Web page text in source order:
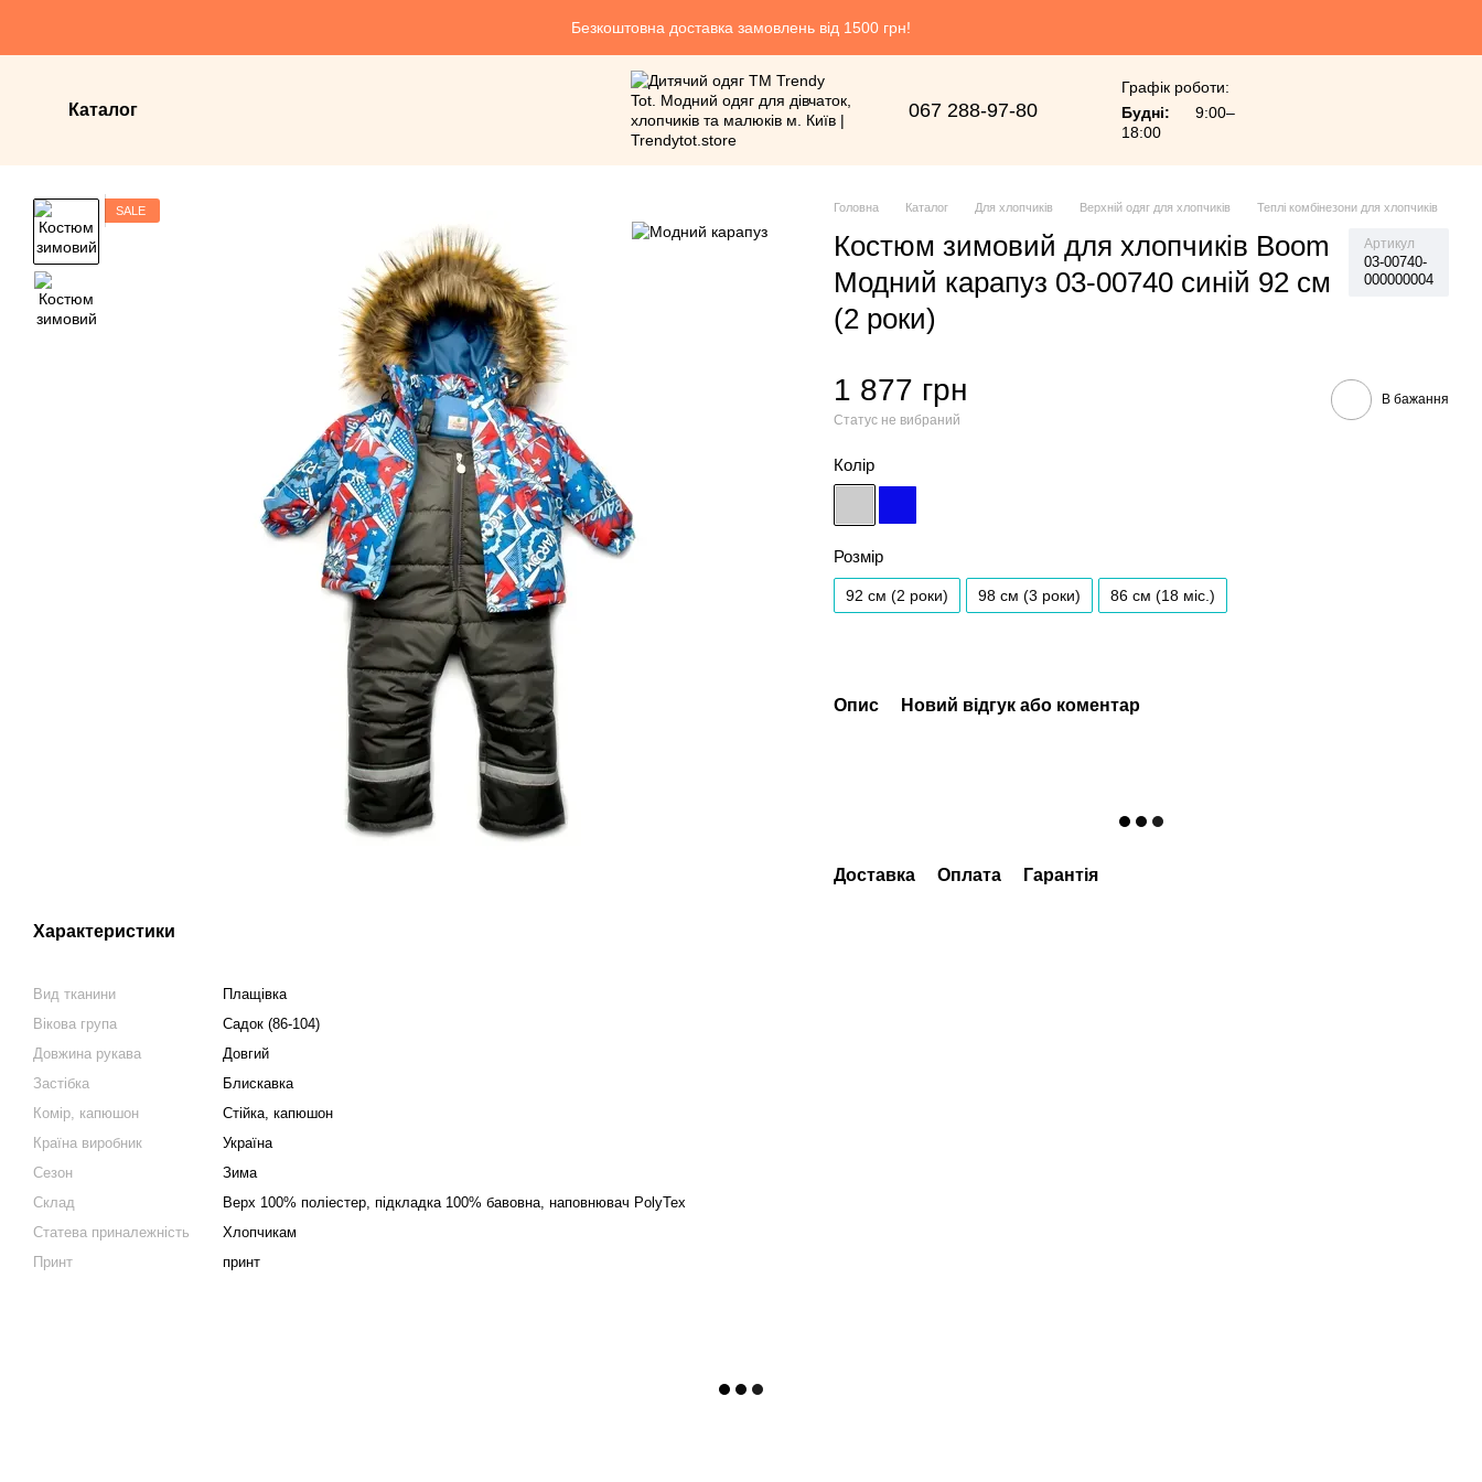
Безкоштовна доставка замовлень від 1500 грн!
Каталог 067 288-97-80
Графік роботи:
Будні:
9:00–
18:00
SALE
Характеристики
Вид тканини
Плащівка
Вікова група
Садок (86-104)
Довжина рукава
Довгий
Застібка
Блискавка
Комір, капюшон
Стійка, капюшон
Країна виробник
Україна
Сезон
Зима
Склад
Верх 100% поліестер, пiдкладка 100% бавовна, наповнювач PolyTex
Статева приналежність
Хлопчикам
Принт
принт
Головна Каталог Для хлопчиків Верхній одяг для хлопчиків Теплі комбінезони для хлопчиків
Костюм зимовий для хлопчиків Boom
Модний карапуз 03-00740 синій 92 см
(2 роки)
Артикул
03-00740-
000000004
1 877 грн
Статус не вибраний
В бажання
Колір
Розмір
92 см (2 роки) 98 см (3 роки) 86 см (18 мiс.)
Опис Новий відгук або коментар
Доставка Оплата Гарантія